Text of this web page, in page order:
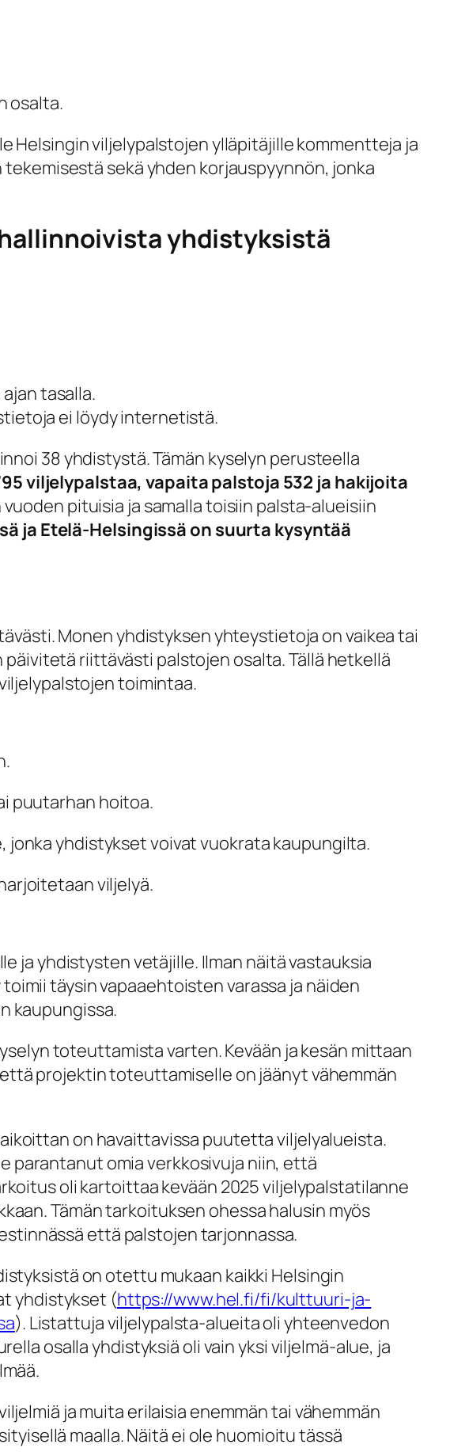
osalta.
Helsingin viljelypalstojen ylläpitäjille kommentteja ja
sekä yhden korjauspyynnön, jonka
yhdistyksistä
tasalla.
ei löydy internetistä.
38 yhdistystä. Tämän kyselyn perusteella
viljelypalstaa, vapaita palstoja 532 ja hakijoita
pituisia ja samalla toisiin palsta-alueisiin
ja Etelä-Helsingissä on suurta kysyntää
Monen yhdistyksen yhteystietoja on vaikea tai
riittävästi palstojen osalta. Tällä hetkellä
toimintaa.
puutarhan hoitoa.
jonka yhdistykset voivat vuokrata kaupungilta.
viljelyä.
ja yhdistysten vetäjille. Ilman näitä vastauksia
täysin vapaaehtoisten varassa ja näiden
kaupungissa.
toteuttamista varten. Kevään ja kesän mittaan
projektin toteuttamiselle on jäänyt vähemmän
on havaittavissa puutetta viljelyalueista.
parantanut omia verkkosivuja niin, että
oli kartoittaa kevään 2025 viljelypalstatilanne
Tämän tarkoituksen ohessa halusin myös
että palstojen tarjonnassa.
on otettu mukaan kaikki Helsingin
yhdistykset (https://www.hel.fi/fi/kulttuuri-ja-
). Listattuja viljelypalsta-alueita oli yhteenvedon
osalla yhdistyksiä oli vain yksi viljelmä-alue, ja
ja muita erilaisia enemmän tai vähemmän
maalla. Näitä ei ole huomioitu tässä